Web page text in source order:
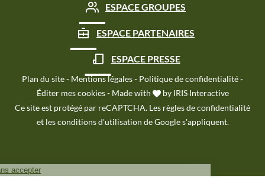
ESPACE GROUPES
ESPACE PARTENAIRES
ESPACE PRESSE
Plan du site- Mentions légales- Politique de confidentialité-
Éditer mes cookies - Made with by IRIS Interactive
Ce site est protégé par reCAPTCHA. Les règles de confidentialité
et lesconditions d'utilisation de Google s'appliquent.